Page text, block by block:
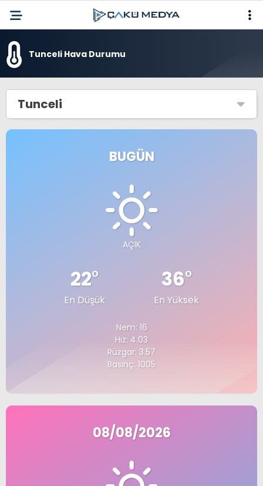
Tunceli Hava Durumu
Tunceli
BUGÜN
AÇIK
22°
En Düşük
36°
En Yüksek
Nem: 16
Hız: 4.03
Rüzgar: 3.57
Basınç: 1005
08/08/2026